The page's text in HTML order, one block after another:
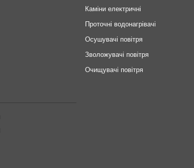
Каміни електричні
Проточні водонагрівачі
Осушувачі повітря
Зволожувачі повітря
Очищувачі повітря